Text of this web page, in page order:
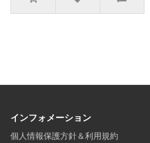
インフォメーション
個人情報保護方針＆利用規約